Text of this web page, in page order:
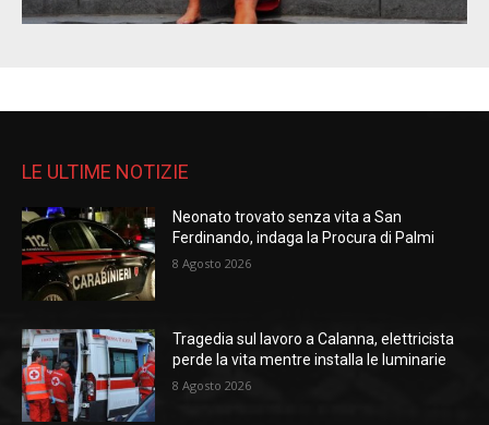
LE ULTIME NOTIZIE
Neonato trovato senza vita a San
Ferdinando, indaga la Procura di Palmi
8 Agosto 2026
Tragedia sul lavoro a Calanna, elettricista
perde la vita mentre installa le luminarie
8 Agosto 2026